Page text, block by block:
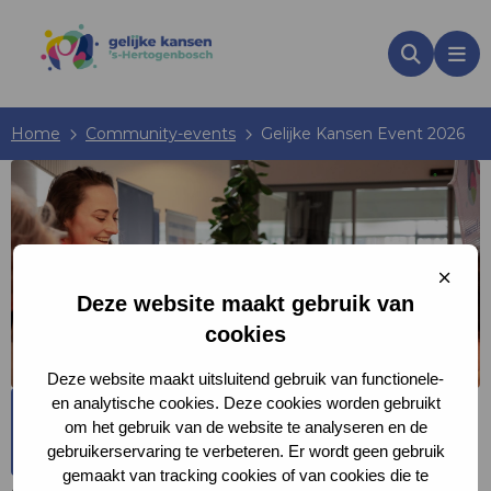
Deze website maakt gebruik van
cookies
Deze website maakt uitsluitend gebruik van functionele-
en analytische cookies. Deze cookies worden gebruikt
om het gebruik van de website te analyseren en de
gebruikerservaring te verbeteren. Er wordt geen gebruik
gemaakt van tracking cookies of van cookies die te
Sluit
Zoeken
Home Community-events Gelijke Kansen Event 2026
11
feb
13:30 - 17:30
Gelijke Kansen Event 2026